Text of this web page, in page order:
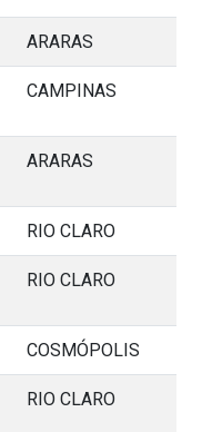
ARARAS
CAMPINAS
ARARAS
RIO CLARO
RIO CLARO
COSMÓPOLIS
RIO CLARO